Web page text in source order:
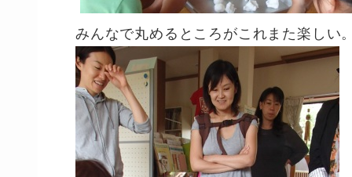
みんなで丸めるところがこれまた楽しい